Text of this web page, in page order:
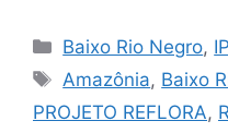
Baixo Rio Negro,
Amazônia, Baixo
PROJETO REFLORA,